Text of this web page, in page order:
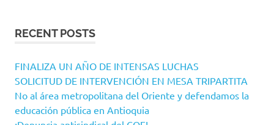
RECENT POSTS
FINALIZA UN AÑO DE INTENSAS LUCHAS
SOLICITUD DE INTERVENCIÓN EN MESA TRIPARTITA
No al área metropolitana del Oriente y defendamos la
educación pública en Antioquia